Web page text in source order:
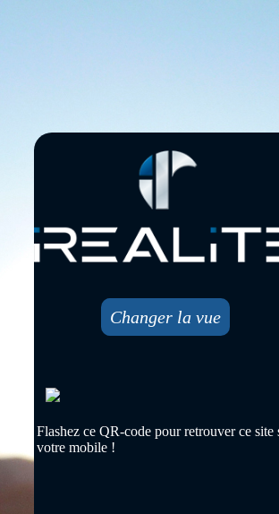
Changer la vue
Flashez ce QR-code pour retrouver ce site
votre mobile !